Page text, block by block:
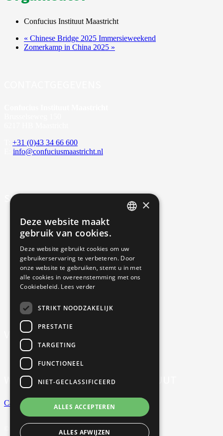
Confucius Instituut Maastricht
« Chinese Bridge 2025 Immersieweekend
Zomerkamp in China 2025 »
+31 (0)43 34 66 600
info@confuciusmaastricht.nl
SITE-OVERZICHT
Algemene voorwaarden
Annulering, uitstel & resitutie
Privacy
Nieuwsbrief
VOLG ONS OP SOCIAL MEDIA
WERKEN BIJ CONFUCIUS INSTITUUT
Careers
© Copyright 2022 Confucius Instituut Maastricht
×
Deze website maakt
gebruik van cookies.
Deze website gebruikt cookies om uw
gebruikerservaring te verbeteren. Door
onze website te gebruiken, stemt u in met
alle cookies in overeenstemming met ons
Cookiebeleid. Lees verder
STRIKT NOODZAKELIJK
PRESTATIE
TARGETING
FUNCTIONEEL
NIET-GECLASSIFICEERD
ALLES ACCEPTEREN
ALLES AFWIJZEN